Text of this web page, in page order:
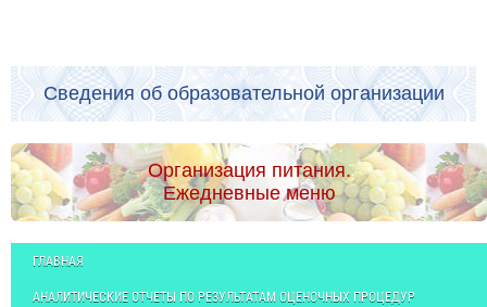
Сведения об образовательной организации
Организация питания.
Ежедневные меню
ГЛАВНАЯ
АНАЛИТИЧЕСКИЕ ОТЧЕТЫ ПО РЕЗУЛЬТАТАМ ОЦЕНОЧНЫХ ПРОЦЕДУР